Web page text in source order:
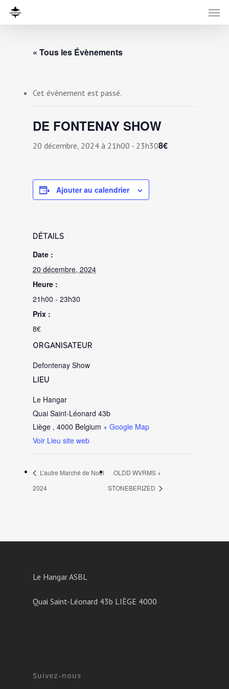
« Tous les Évènements
Cet évènement est passé.
DE FONTENAY SHOW
20 décembre, 2024 à 21h00 - 23h308€
Ajouter au calendrier
DÉTAILS
Date :
20 décembre, 2024
Heure :
21h00 - 23h30
Prix :
8€
LIEU
Le Hangar
Quai Saint-Léonard 43b
Liège , 4000 Belgium + Google Map
Voir Lieu site web
ORGANISATEUR
Defontenay Show
L’autre Marché de Noël
2024
OLDD WVRMS +
STONEBERIZED
Le Hangar ASBL
Quai Saint-Léonard 43b LIÈGE 4000
Suivez-nous